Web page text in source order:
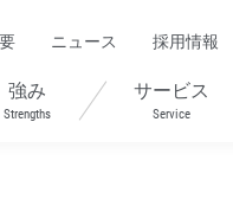
強み
Strengths
サービス
Service
ニュース 採用情報